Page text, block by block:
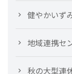
ン 健やかいず
地域連携セ
秋の大型連